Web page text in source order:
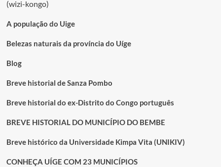
(wizi-kongo)
A população do Uige
Belezas naturais da província do Uíge
Blog
Breve historial de Sanza Pombo
Breve historial do ex-Distrito do Congo português
BREVE HISTORIAL DO MUNICÍPIO DO BEMBE
Breve histórico da Universidade Kimpa Vita (UNIKIV)
CONHEÇA UÍGE COM 23 MUNICÍPIOS